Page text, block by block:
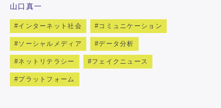
山口真一
インターネット社会 コミュニケーション
ソーシャルメディア データ分析
ネットリテラシー フェイクニュース
プラットフォーム